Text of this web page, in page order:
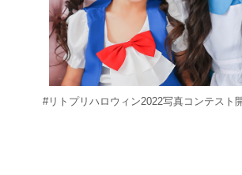
#リトプリハロウィン2022写真コンテスト